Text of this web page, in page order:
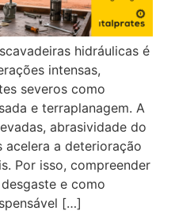
hidráulicas é
intensas,
severos como
e terraplanagem. A
abrasividade do
acelera a deterioração
Por isso, compreender
e como
[…]